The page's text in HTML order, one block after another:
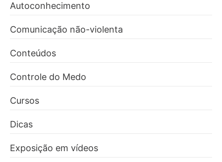
Autoconhecimento
Comunicação não-violenta
Conteúdos
Controle do Medo
Cursos
Dicas
Exposição em vídeos